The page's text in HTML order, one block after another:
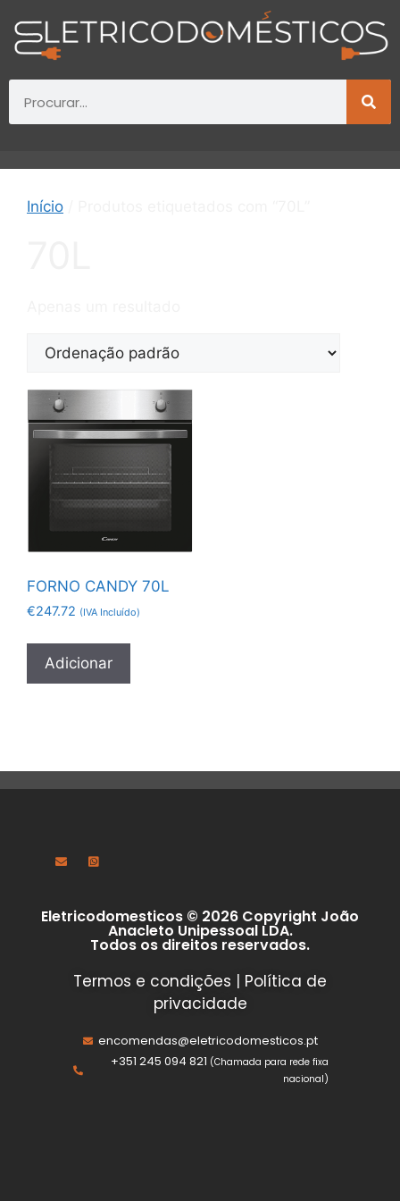
Início
FORNO CANDY 70L
€247.72 (IVA Incluído)
Adicionar
Eletricodomesticos © 2026 Copyright João
Anacleto Unipessoal LDA.
Todos os direitos reservados.
Termos e condições | Política de
privacidade
encomendas@eletricodomesticos.pt
+351 245 094 821 (Chamada para rede fixa
nacional)